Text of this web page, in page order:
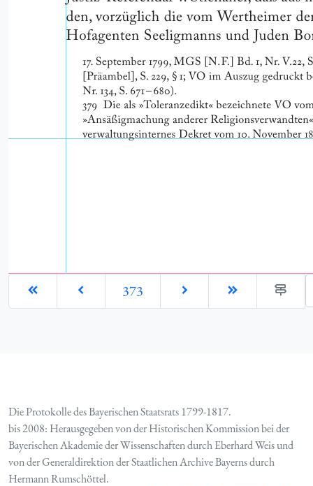
373
Die Protokolle des Bayerischen Staatsrats 1799-1817.
bis 2008: Herausgegeben von der Historischen Kommission bei der
Bayerischen Akademie der Wissenschaften durch Eberhard Weis und
von der Generaldirektion der Staatlichen Archive Bayerns durch
Hermann Rumschöttel.